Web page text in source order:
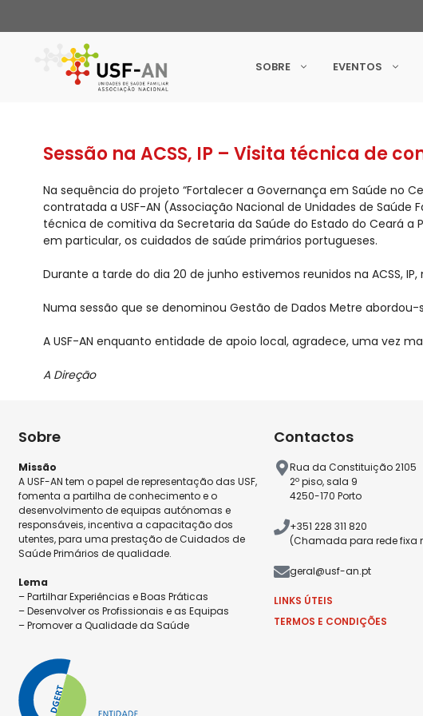
SOBRE EVENTOS
Sessão na ACSS, IP – Visita técnica de
Na sequência do projeto “Fortalecer a Governança em Saúde no
contratada a USF-AN (Associação Nacional de Unidades de
técnica de comitiva da Secretaria da Saúde do Estado do Ceará
em particular, os cuidados de saúde primários portugueses.
Durante a tarde do dia 20 de junho estivemos reunidos na ACSS,
Numa sessão que se denominou Gestão de Dados Metre
A USF-AN enquanto entidade de apoio local, agradece, uma vez
A Direção
Sobre
Missão
A USF-AN tem o papel de representação das USF,
fomenta a partilha de conhecimento e o
desenvolvimento de equipas autónomas e
responsáveis, incentiva a capacitação dos
utentes, para uma prestação de Cuidados de
Saúde Primários de qualidade.
Lema
– Partilhar Experiências e Boas Práticas
– Desenvolver os Profissionais e as Equipas
– Promover a Qualidade da Saúde
Contactos
Rua da Constituição 2105
2º piso, sala 9
4250-170 Porto
+351 228 311 820
(Chamada para rede fixa
geral@usf-an.pt
LINKS ÚTEIS
TERMOS E CONDIÇÕES